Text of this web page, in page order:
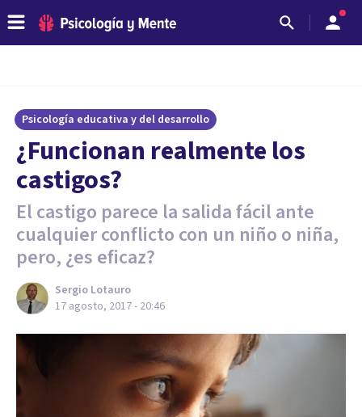
Psicología educativa y del desarrollo
¿Funcionan realmente los
castigos?
El castigo parece la salida fácil ante
cualquier conflicto con un niño o niña,
pero, ¿es eficaz?
Sergio Lotauro
17 agosto, 2017 - 20:46